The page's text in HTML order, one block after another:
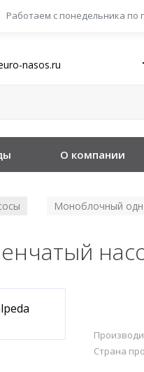
Работаем с понедельника по
nasos.ru
О компании
Моноблочный
Страна